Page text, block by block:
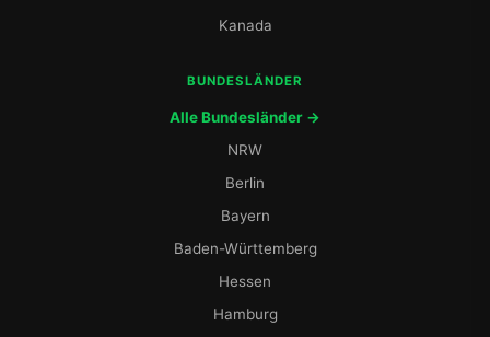
Kanada
BUNDESLÄNDER
Alle Bundesländer →
NRW
Berlin
Bayern
Baden-Württemberg
Hessen
Hamburg